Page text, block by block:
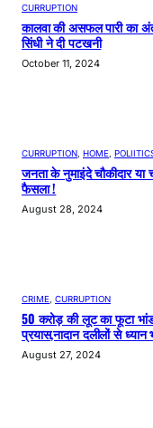
CURRUPTION
कालवा की असफल पारी का
सिंधी ने दी पटखनी
October 11, 2024
CURRUPTION HOME
जनता के नुमाइंदे चौकीदार या
फैसला !
August 28, 2024
CRIME CURRUPTION
50 करोड़ की लूट का फूटा
प्रयास,नादान दलीलों से
August 27, 2024